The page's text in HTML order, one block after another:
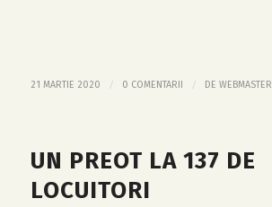
21 MARTIE 2020 / 0 COMENTARII / DE WEBMASTER
UN PREOT LA 137 DE
LOCUITORI